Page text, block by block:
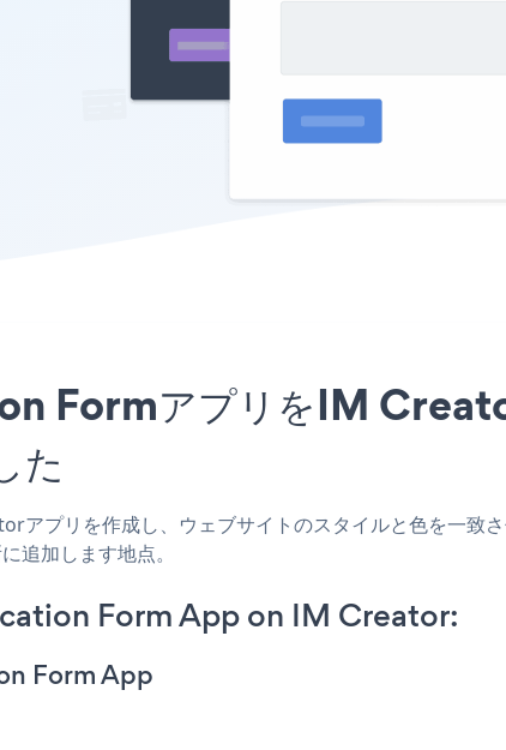
FormアプリをIM
た
プリを作成し、ウェブサイトのスタイルと色を一
追加します地点。
Form App on IM Creator:
Form App